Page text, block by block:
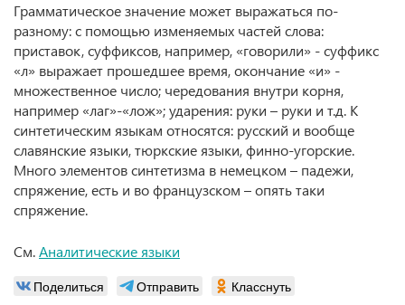
Грамматическое значение может выражаться по-
разному: с помощью изменяемых частей слова:
приставок, суффиксов, например, «говорили» - суффикс
«л» выражает прошедшее время, окончание «и» -
множественное число; чередования внутри корня,
например «лаг»-«лож»; ударения: руки – руки и т.д. К
синтетическим языкам относятся: русский и вообще
славянские языки, тюркские языки, финно-угорские.
Много элементов синтетизма в немецком – падежи,
спряжение, есть и во французском – опять таки
спряжение.
См.Аналитические языки
Поделиться Отправить
Класснуть